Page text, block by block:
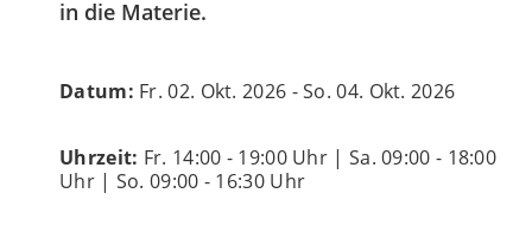
in die Materie.
Datum: Fr. 02. Okt. 2026 - So. 04. Okt. 2026
Uhrzeit: Fr. 14:00 - 19:00 Uhr | Sa. 09:00 - 18:00
Uhr | So. 09:00 - 16:30 Uhr